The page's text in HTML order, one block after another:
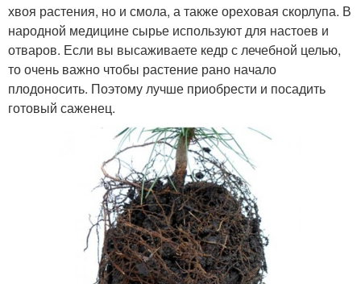
хвоя растения, но и смола, а также ореховая скорлупа. В
народной медицине сырье используют для настоев и
отваров. Если вы высаживаете кедр с лечебной целью,
то очень важно чтобы растение рано начало
плодоносить. Поэтому лучше приобрести и посадить
готовый саженец.